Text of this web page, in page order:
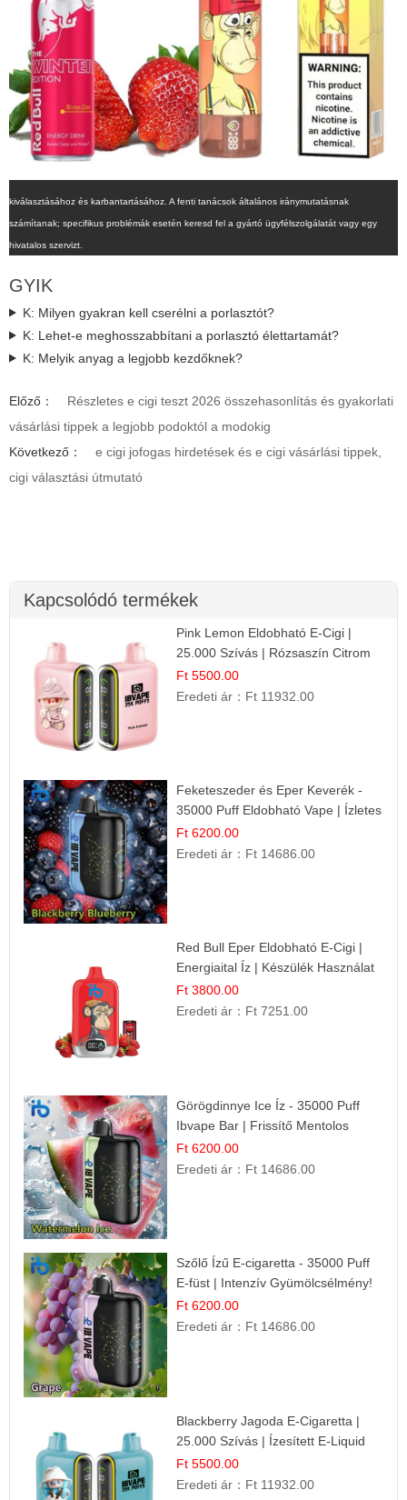
kiválasztásához és karbantartásához. A fenti tanácsok általános iránymutatásnak
számítanak; specifikus problémák esetén keresd fel a gyártó ügyfélszolgálatát vagy egy
hivatalos szervizt.
GYIK
K: Milyen gyakran kell cserélni a porlasztót?
K: Lehet-e meghosszabbítani a porlasztó élettartamát?
K: Melyik anyag a legjobb kezdőknek?
Előző：
Részletes e cigi teszt 2026 összehasonlítás és gyakorlati
vásárlási tippek a legjobb podoktól a modokig
Következő：
e cigi jofogas hirdetések és e cigi vásárlási tippek,
cigi választási útmutató
Kapcsolódó termékek
Pink Lemon Eldobható E-Cigi |
25.000 Szívás | Rózsaszín Citrom
Íz
Ft 5500.00
Eredeti ár： Ft 11932.00
Feketeszeder és Eper Keverék -
35000 Puff Eldobható Vape | Ízletes
Gyümölcsökombináció!
Ft 6200.00
Eredeti ár： Ft 14686.00
Red Bull Eper Eldobható E-Cigi |
Energiaital Íz | Készülék Használat
Ft 3800.00
Eredeti ár： Ft 7251.00
Görögdinnye Ice Íz - 35000 Puff
Ibvape Bar | Frissítő Mentolos
Élmény!
Ft 6200.00
Eredeti ár： Ft 14686.00
Szőlő Ízű E-cigaretta - 35000 Puff
E-füst | Intenzív Gyümölcsélmény!
Ft 6200.00
Eredeti ár： Ft 14686.00
Blackberry Jagoda E-Cigaretta |
25.000 Szívás | Ízesített E-Liquid
Ft 5500.00
Eredeti ár： Ft 11932.00